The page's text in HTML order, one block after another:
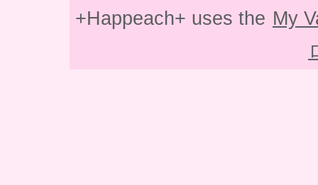
+Happeach+ uses the My